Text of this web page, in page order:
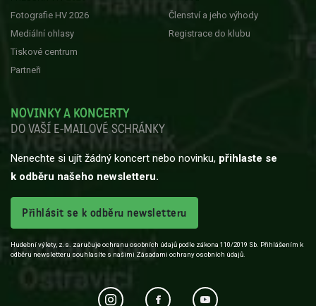
Fotografie HV 2026
Mediální ohlasy
Tiskové centrum
Partneři
Členství a jeho výhody
Registrace do klubu
NOVINKY A KONCERTY
DO VAŠÍ E-MAILOVÉ SCHRÁNKY
Nenechte si ujít žádný koncert nebo novinku, přihlaste se
k odběru našeho newsletteru.
Přihlásit se k odběru newsletteru
Hudební výlety, z.s. zaručuje ochranu osobních údajů podle zákona 110/2019 Sb. Přihlášením k
odběru newsletteru souhlasíte s našimi Zásadami ochrany osobních údajů.